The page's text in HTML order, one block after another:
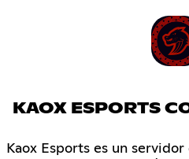
KAOX ESPORTS
Kaox Esports es un